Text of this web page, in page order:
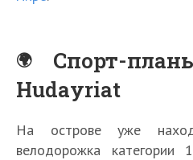
Спорт-
Hudayriat
На острове уже
велодорожка